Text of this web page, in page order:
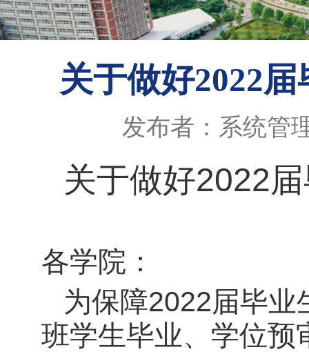
关于做好2022
发布者：系统管
关于做好2022
各学院：
为保障2022届毕业
班学生毕业、学位预